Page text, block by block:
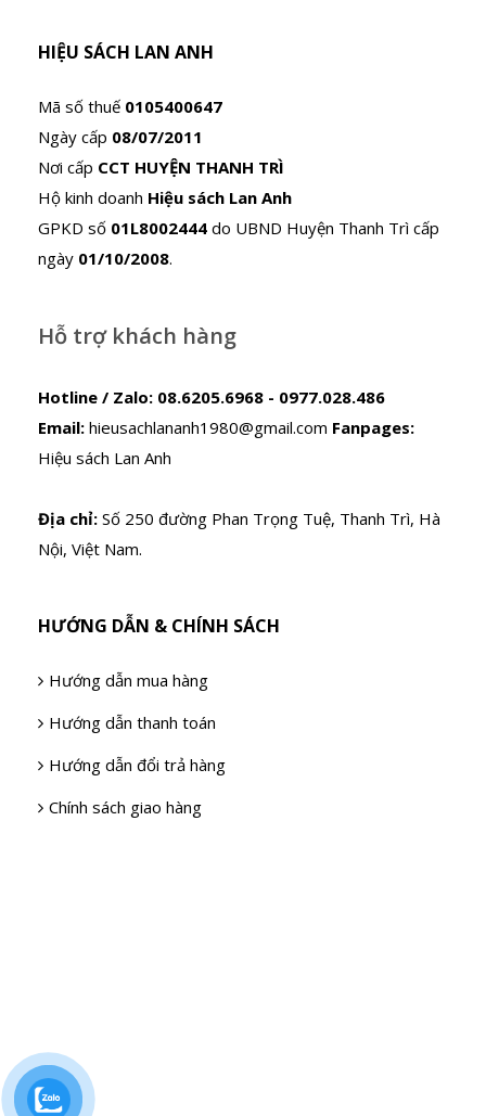
HIỆU SÁCH LAN ANH
Mã số thuế 0105400647
Ngày cấp 08/07/2011
Nơi cấp CCT HUYỆN THANH TRÌ
Hộ kinh doanh Hiệu sách Lan Anh
GPKD số 01L8002444 do UBND Huyện Thanh Trì cấp
ngày 01/10/2008.
Hỗ trợ khách hàng
Hotline / Zalo: 08.6205.6968 - 0977.028.486
Email: hieusachlananh1980@gmail.com Fanpages:
Hiệu sách Lan Anh
Địa chỉ: Số 250 đường Phan Trọng Tuệ, Thanh Trì, Hà
Nội, Việt Nam.
HƯỚNG DẪN & CHÍNH SÁCH
Hướng dẫn mua hàng
Hướng dẫn thanh toán
Hướng dẫn đổi trả hàng
Chính sách giao hàng